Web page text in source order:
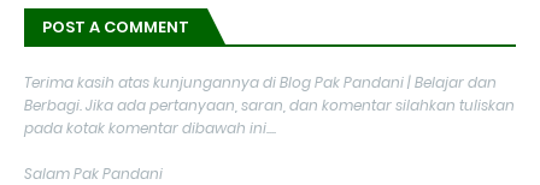
POST A COMMENT
Terima kasih atas kunjungannya di Blog Pak Pandani | Belajar dan
Berbagi. Jika ada pertanyaan, saran, dan komentar silahkan tuliskan
pada kotak komentar dibawah ini....
Salam Pak Pandani